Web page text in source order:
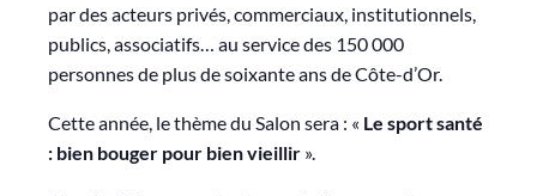
par des acteurs privés, commerciaux, institutionnels,
publics, associatifs… au service des 150 000
personnes de plus de soixante ans de Côte-d’Or.
Cette année, le thème du Salon sera : « Le sport santé
: bien bouger pour bien vieillir ».